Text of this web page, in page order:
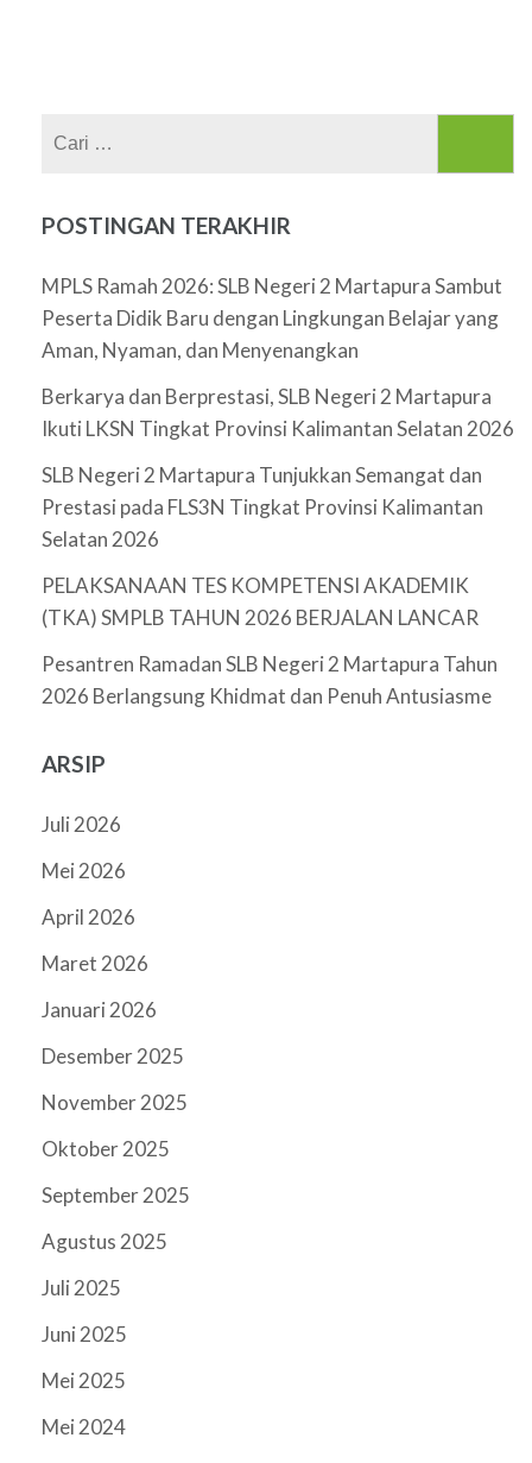
POSTINGAN TERAKHIR
MPLS Ramah 2026: SLB Negeri 2 Martapura Sambut
Peserta Didik Baru dengan Lingkungan Belajar yang
Aman, Nyaman, dan Menyenangkan
Berkarya dan Berprestasi, SLB Negeri 2 Martapura
Ikuti LKSN Tingkat Provinsi Kalimantan Selatan 2026
SLB Negeri 2 Martapura Tunjukkan Semangat dan
Prestasi pada FLS3N Tingkat Provinsi Kalimantan
Selatan 2026
PELAKSANAAN TES KOMPETENSI AKADEMIK
(TKA) SMPLB TAHUN 2026 BERJALAN LANCAR
Pesantren Ramadan SLB Negeri 2 Martapura Tahun
2026 Berlangsung Khidmat dan Penuh Antusiasme
ARSIP
Juli 2026
Mei 2026
April 2026
Maret 2026
Januari 2026
Desember 2025
November 2025
Oktober 2025
September 2025
Agustus 2025
Juli 2025
Juni 2025
Mei 2025
Mei 2024